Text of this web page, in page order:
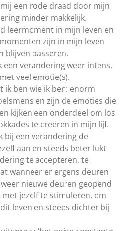
een rode draad door mijn
minder makkelijk.
leermoment in mijn leven en
zijn in mijn leven
blijven passeren.
een verandering weer intens,
veel emotie(s).
ik ben wie ik ben: enorm
en zijn de emoties die
kijken een onderdeel om los
te creëren in mijn lijf.
bij een verandering de
aan en steeds beter lukt
te accepteren, te
wanneer er ergens deuren
nieuwe deuren geopend
jezelf te stimuleren, om
leven en steeds dichter bij